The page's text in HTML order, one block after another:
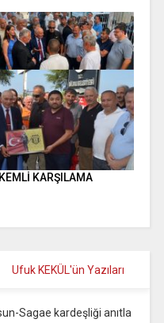
KARŞILAMA
Ufuk KEKÜL'ün Yazıları
Sagae kardeşliği anıtla